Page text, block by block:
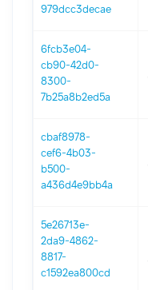
979dcc3decae
6fcb3e04-
cb90-42d0-
8300-
7b25a8b2ed5a
cbaf8978-
cef6-4b03-
b500-
a436d4e9bb4a
5e26713e-
2da9-4862-
8817-
c1592ea800cd